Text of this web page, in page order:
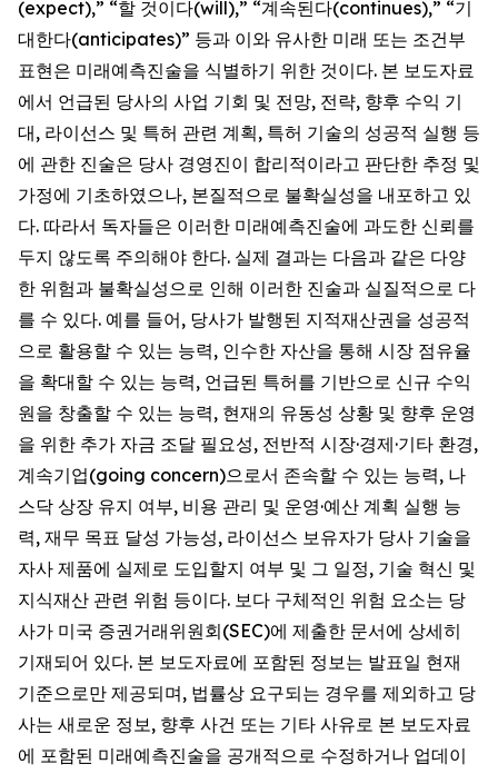
(expect),” “할 것이다(will),” “계속된다(continues),” “기
대한다(anticipates)” 등과 이와 유사한 미래 또는 조건부
표현은 미래예측진술을 식별하기 위한 것이다. 본 보도자료
에서 언급된 당사의 사업 기회 및 전망, 전략, 향후 수익 기
대, 라이선스 및 특허 관련 계획, 특허 기술의 성공적 실행 등
에 관한 진술은 당사 경영진이 합리적이라고 판단한 추정 및
가정에 기초하였으나, 본질적으로 불확실성을 내포하고 있
다. 따라서 독자들은 이러한 미래예측진술에 과도한 신뢰를
두지 않도록 주의해야 한다. 실제 결과는 다음과 같은 다양
한 위험과 불확실성으로 인해 이러한 진술과 실질적으로 다
를 수 있다. 예를 들어, 당사가 발행된 지적재산권을 성공적
으로 활용할 수 있는 능력, 인수한 자산을 통해 시장 점유율
을 확대할 수 있는 능력, 언급된 특허를 기반으로 신규 수익
원을 창출할 수 있는 능력, 현재의 유동성 상황 및 향후 운영
을 위한 추가 자금 조달 필요성, 전반적 시장·경제·기타 환경,
계속기업(going concern)으로서 존속할 수 있는 능력, 나
스닥 상장 유지 여부, 비용 관리 및 운영·예산 계획 실행 능
력, 재무 목표 달성 가능성, 라이선스 보유자가 당사 기술을
자사 제품에 실제로 도입할지 여부 및 그 일정, 기술 혁신 및
지식재산 관련 위험 등이다. 보다 구체적인 위험 요소는 당
사가 미국 증권거래위원회(SEC)에 제출한 문서에 상세히
기재되어 있다. 본 보도자료에 포함된 정보는 발표일 현재
기준으로만 제공되며, 법률상 요구되는 경우를 제외하고 당
사는 새로운 정보, 향후 사건 또는 기타 사유로 본 보도자료
에 포함된 미래예측진술을 공개적으로 수정하거나 업데이